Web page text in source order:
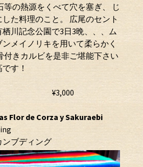
等の熱源をくべて穴を塞ぎ、 じ
た料理のこと。 広尾のセント
川記念公園で3日3晩、、、ム
メイノリキを用いて柔らかく
付きカルビを是非ご堪能下さい
す！
Flor de Corza y Sakuraebi
ブディング